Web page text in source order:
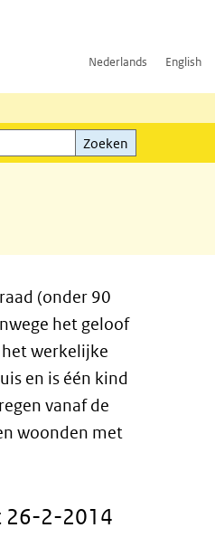
Nederlands English
Zoeken
(onder 90
het geloof
werkelijke
en is één kind
vanaf de
woonden met
26-2-2014